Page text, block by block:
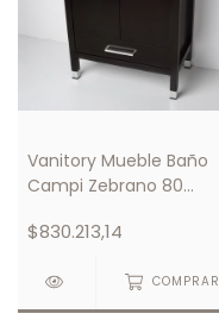
Vanitory Mueble Baño
Campi Zebrano 80
3 Orificios
$830.213,14
COMPRAR